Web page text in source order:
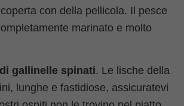
con della pellicola. Il pesce
marinato e molto
gallinelle spinati. Le lische della
lunghe e fastidiose, assicuratevi